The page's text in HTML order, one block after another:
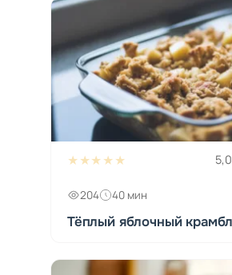
★★★★★
204 40 мин
Тёплый яблочный крамбл